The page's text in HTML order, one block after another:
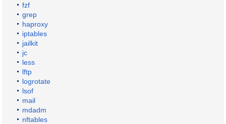
fzf
grep
haproxy
iptables
jailkit
jc
less
lftp
logrotate
lsof
mail
mdadm
nftables